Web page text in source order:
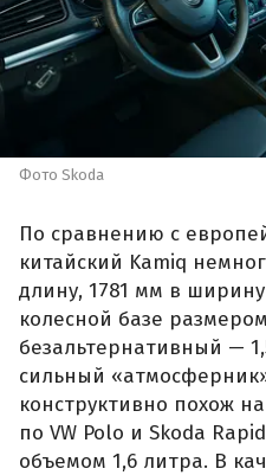
Фото Skoda
По сравнению с
китайский Kamiq
длину, 1781 мм в
колесной базе
безальтернативный —
сильный
конструктивно похож
по VW Polo и Skoda
объемом 1,6 литра. В